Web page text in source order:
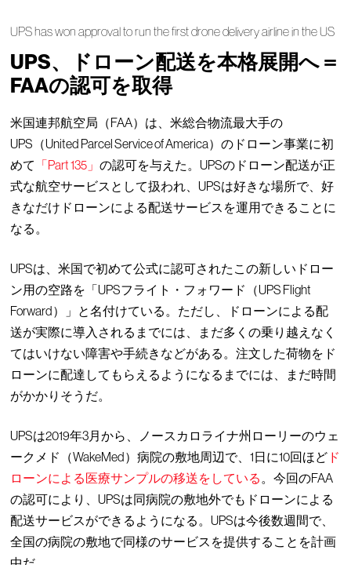
UPS has won approval to run the first drone delivery airline in the US
UPS、ドローン配送を本格展開へ＝
FAAの認可を取得
米国連邦航空局（FAA）は、米総合物流最大手の
UPS（United Parcel Service of America）のドローン事業に初
めて
「Part 135」の認可を与えた。UPSのドローン配送が正
式な航空サービスとして扱われ、UPSは好きな場所で、好
きなだけドローンによる配送サービスを運用できることに
なる。
UPSは、米国で初めて公式に認可されたこの新しいドロー
ン用の空路を「UPSフライト・フォワード（UPS Flight
Forward）」と名付けている。ただし、ドローンによる配
送が実際に導入されるまでには、まだ多くの乗り越えなく
てはいけない障害や手続きなどがある。注文した荷物をド
ローンに配達してもらえるようになるまでには、まだ時間
がかかりそうだ。
UPSは2019年3月から、ノースカロライナ州ローリーのウェ
ークメド（WakeMed）病院の敷地周辺で、1日に10回ほど ド
ローンによる医療サンプルの移送をしている 。今回のFAA
の認可により、UPSは同病院の敷地外でもドローンによる
配送サービスができるようになる。UPSは今後数週間で、
全国の病院の敷地で同様のサービスを提供することを計画